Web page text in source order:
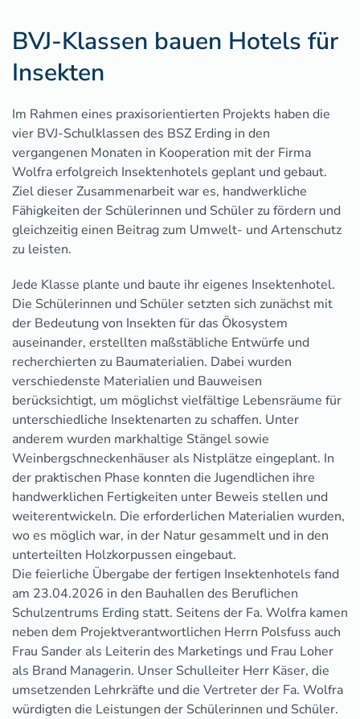
BVJ-Klassen bauen Hotels für
Insekten
Im Rahmen eines praxisorientierten Projekts haben die
vier BVJ-Schulklassen des BSZ Erding in den
vergangenen Monaten in Kooperation mit der Firma
Wolfra erfolgreich Insektenhotels geplant und gebaut.
Ziel dieser Zusammenarbeit war es, handwerkliche
Fähigkeiten der Schülerinnen und Schüler zu fördern und
gleichzeitig einen Beitrag zum Umwelt- und Artenschutz
zu leisten.
Jede Klasse plante und baute ihr eigenes Insektenhotel.
Die Schülerinnen und Schüler setzten sich zunächst mit
der Bedeutung von Insekten für das Ökosystem
auseinander, erstellten maßstäbliche Entwürfe und
recherchierten zu Baumaterialien. Dabei wurden
verschiedenste Materialien und Bauweisen
berücksichtigt, um möglichst vielfältige Lebensräume für
unterschiedliche Insektenarten zu schaffen. Unter
anderem wurden markhaltige Stängel sowie
Weinbergschneckenhäuser als Nistplätze eingeplant. In
der praktischen Phase konnten die Jugendlichen ihre
handwerklichen Fertigkeiten unter Beweis stellen und
weiterentwickeln. Die erforderlichen Materialien wurden,
wo es möglich war, in der Natur gesammelt und in den
unterteilten Holzkorpussen eingebaut.
Die feierliche Übergabe der fertigen Insektenhotels fand
am 23.04.2026 in den Bauhallen des Beruflichen
Schulzentrums Erding statt. Seitens der Fa. Wolfra kamen
neben dem Projektverantwortlichen Herrn Polsfuss auch
Frau Sander als Leiterin des Marketings und Frau Loher
als Brand Managerin. Unser Schulleiter Herr Käser, die
umsetzenden Lehrkräfte und die Vertreter der Fa. Wolfra
würdigten die Leistungen der Schülerinnen und Schüler.